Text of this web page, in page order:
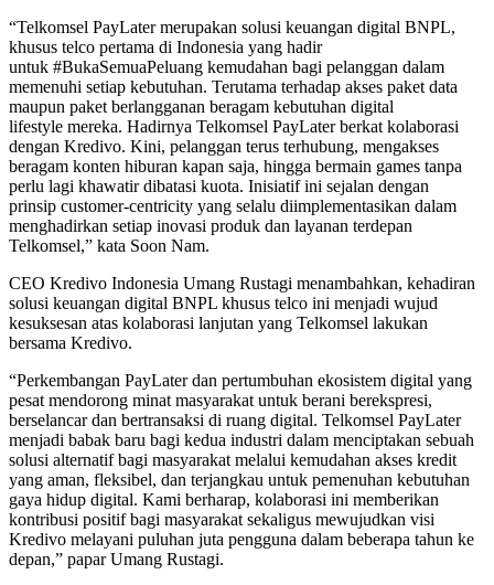
“Telkomsel PayLater merupakan solusi keuangan digital BNPL,
khusus telco pertama di Indonesia yang hadir
untuk #BukaSemuaPeluang kemudahan bagi pelanggan dalam
memenuhi setiap kebutuhan. Terutama terhadap akses paket data
maupun paket berlangganan beragam kebutuhan digital
lifestyle mereka. Hadirnya Telkomsel PayLater berkat kolaborasi
dengan Kredivo. Kini, pelanggan terus terhubung, mengakses
beragam konten hiburan kapan saja, hingga bermain games tanpa
perlu lagi khawatir dibatasi kuota. Inisiatif ini sejalan dengan
prinsip customer-centricity yang selalu diimplementasikan dalam
menghadirkan setiap inovasi produk dan layanan terdepan
Telkomsel,” kata Soon Nam.
CEO Kredivo Indonesia Umang Rustagi menambahkan, kehadiran
solusi keuangan digital BNPL khusus telco ini menjadi wujud
kesuksesan atas kolaborasi lanjutan yang Telkomsel lakukan
bersama Kredivo.
“Perkembangan PayLater dan pertumbuhan ekosistem digital yang
pesat mendorong minat masyarakat untuk berani berekspresi,
berselancar dan bertransaksi di ruang digital. Telkomsel PayLater
menjadi babak baru bagi kedua industri dalam menciptakan sebuah
solusi alternatif bagi masyarakat melalui kemudahan akses kredit
yang aman, fleksibel, dan terjangkau untuk pemenuhan kebutuhan
gaya hidup digital. Kami berharap, kolaborasi ini memberikan
kontribusi positif bagi masyarakat sekaligus mewujudkan visi
Kredivo melayani puluhan juta pengguna dalam beberapa tahun ke
depan,” papar Umang Rustagi.